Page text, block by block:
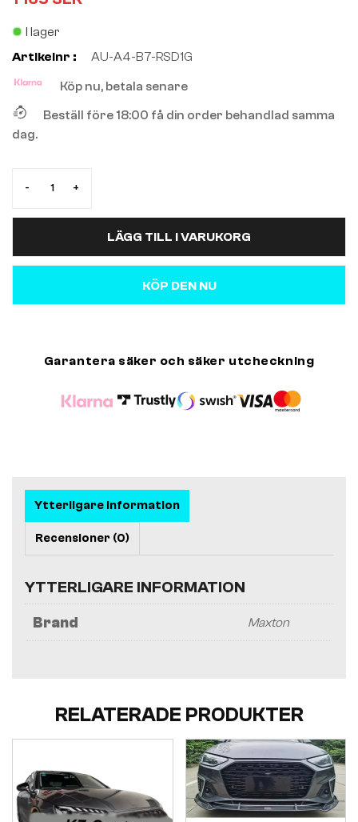
I lager
Artikelnr :
AU-A4-B7-RSD1G
Köp nu, betala senare
Beställ före 18:00 få din order behandlad samma
dag.
- +
LÄGG TILL I VARUKORG
KÖP DEN NU
Garantera säker och säker utcheckning
Ytterligare information
Recensioner (0)
YTTERLIGARE INFORMATION
Brand Maxton
RELATERADE PRODUKTER